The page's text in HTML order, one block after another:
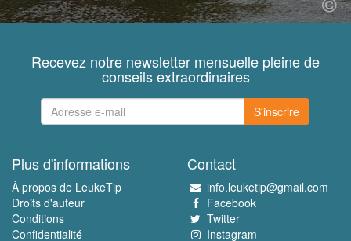
Recevez notre newsletter mensuelle pleine de
conseils extraordinaires
S'inscrire
Plus d'informations
À propos de LeukeTip
Droits d'auteur
Conditions
Confidentialité
Contact
info.leuketip@gmail.com
Facebook
Twitter
Instagram